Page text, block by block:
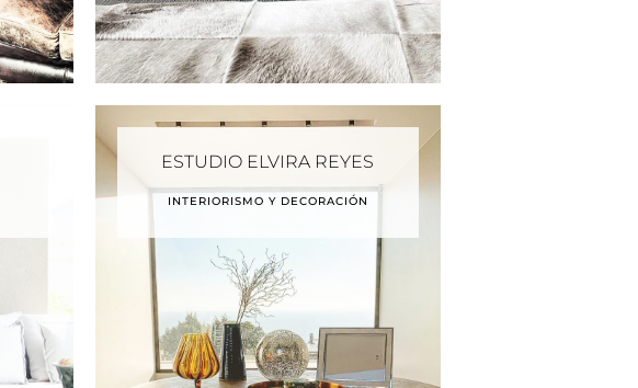
ESTUDIO ELVIRA REYES
INTERIORISMO Y DECORACIÓN